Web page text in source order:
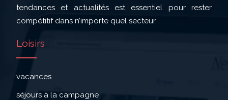
tendances et actualités est essentiel pour rester
compétitif dans n’importe quel secteur.
Loisirs
vacances
séjours à la campagne